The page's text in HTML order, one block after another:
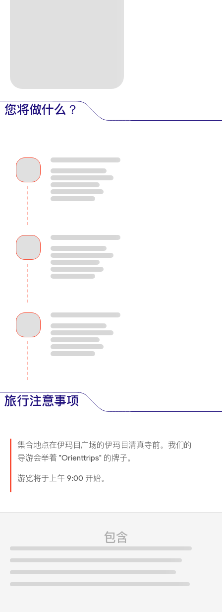
您将做什么？
旅行注意事项
集合地点在伊玛目广场的伊玛目清真寺前。我们的
导游会举着 "Orienttrips" 的牌子。
游览将于上午 9:00 开始。
包含